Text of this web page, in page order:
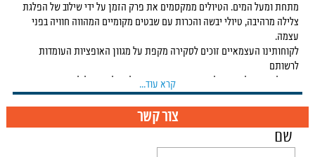
מתחת ומעל המים. הטיולים ממקסמים את פרק הזמן על ידי שילוב של הפלגת
צלילה מרהיבה, טיולי יבשה והכרות עם שבטים מקומיים המהווה חוויה בפני
עצמה.
לקוחותינו העצמאיים זוכים לסקירה מקפת על מגוון האופציות העומדות
לרשותם
ומקבלים טיפול כיד המלך משותפנו מקס וסיסיל מחלוצי הצלילה בפפואה
מזה 30 שנה.
טיולי הצלילה מתבצעים על גבי ספינת הצוללים FeBrina שהפכה לאייקון בעולם
הצלילה.
קרא עוד...
צור קשר
שם